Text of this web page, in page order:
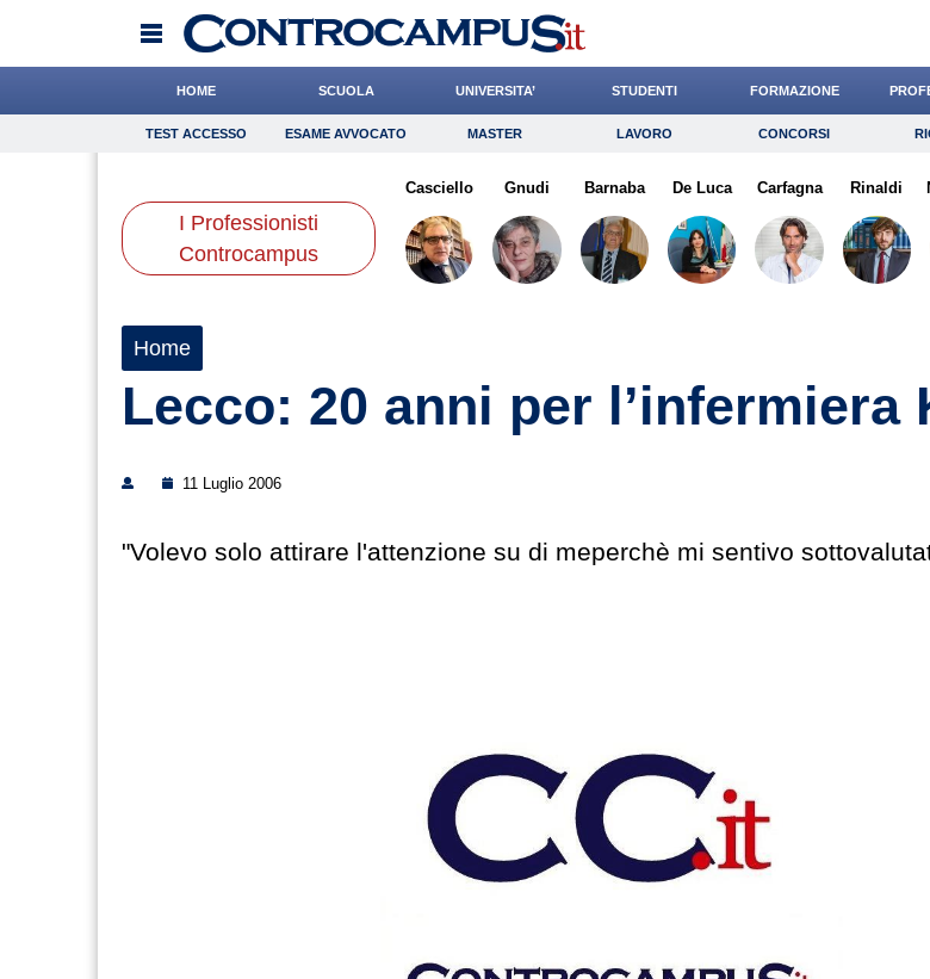
HOME SCUOLA UNIVERSITA’ STUDENTI FORMAZIONE
TEST ACCESSO Esame Avvocato Master Lavoro Concorsi
Consigli Risparmio Diritto
Scienze
TEST ACCESSO ESAME AVVOCATO MASTER LAVORO CONCORSI
I Professionisti
Controcampus
Casciello Gnudi Barnaba De Luca Carfagna Rinaldi
Home
Lecco: 20 anni per l’infermiera
11 Luglio 2006
"Volevo solo attirare l'attenzione su di meperchè mi sentivo